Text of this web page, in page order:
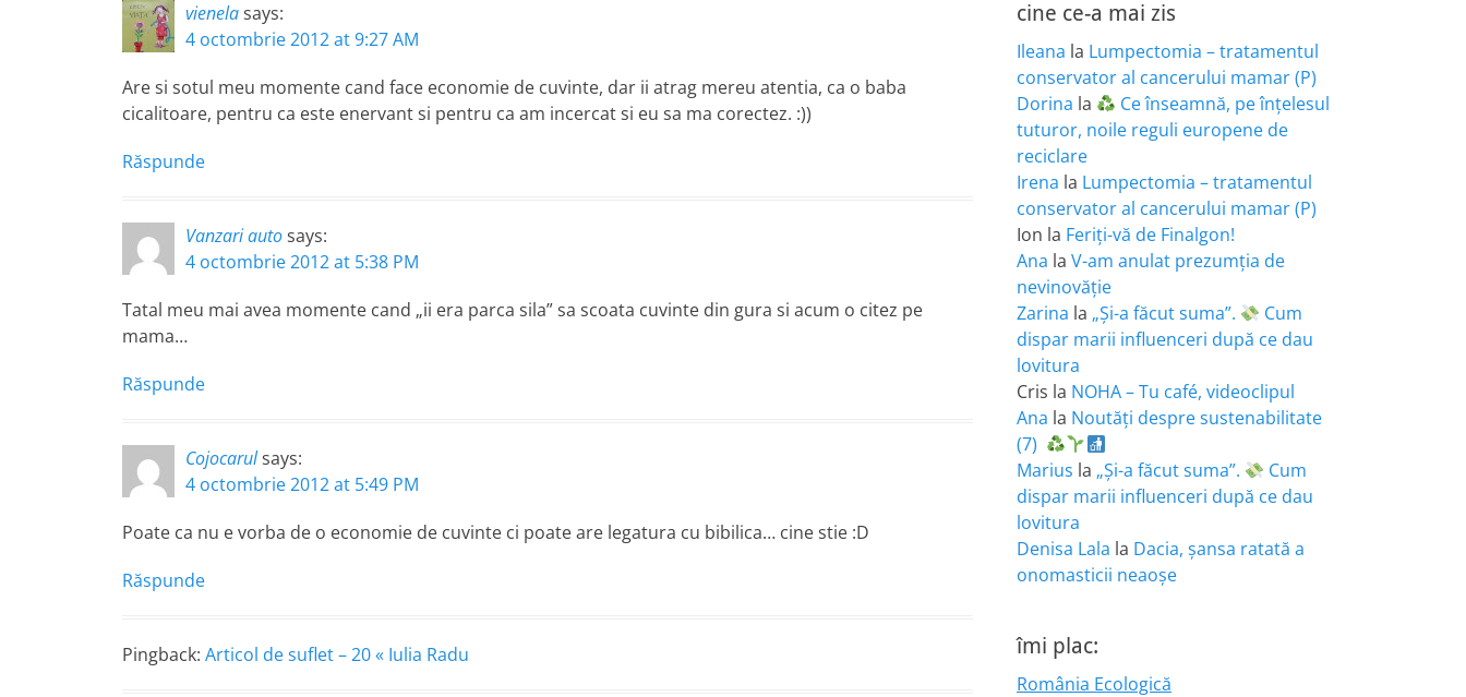
vienelasays:
4 octombrie 2012 at 9:27 AM
Are si sotul meu momente cand face economie de cuvinte, dar ii atrag mereu atentia, ca o baba
cicalitoare, pentru ca este enervant si pentru ca am incercat si eu sa ma corectez. :))
Răspunde
Vanzari autosays:
4 octombrie 2012 at 5:38 PM
Tatal meu mai avea momente cand „ii era parca sila” sa scoata cuvinte din gura si acum o citez pe
mama…
Răspunde
Cojocarulsays:
4 octombrie 2012 at 5:49 PM
Poate ca nu e vorba de o economie de cuvinte ci poate are legatura cu bibilica… cine stie :D
Răspunde
Pingback: Articol de suflet – 20 « Iulia Radu
cine ce-a mai zis
Ileana la Lumpectomia – tratamentul
conservator al cancerului mamar (P)
Dorina la
Ce înseamnă, pe înțelesul
tuturor, noile reguli europene de
reciclare
Irena la Lumpectomia – tratamentul
conservator al cancerului mamar (P)
Ion la Feriţi-vă de Finalgon!
Ana la V-am anulat prezumția de
nevinovăție
Zarina la „Și-a făcut suma”.
Cum
dispar marii influenceri după ce dau
lovitura
Cris la NOHA – Tu café, videoclipul
Ana la Noutăți despre sustenabilitate
(7)
Marius la „Și-a făcut suma”.
Cum
dispar marii influenceri după ce dau
lovitura
Denisa Lala la Dacia, șansa ratată a
onomasticii neaoșe
îmi plac:
România Ecologică